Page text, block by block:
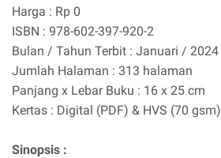
Harga : Rp 0
ISBN : 978-602-397-920-2
Bulan / Tahun Terbit : Januari / 2024
Jumlah Halaman : 313 halaman
Panjang x Lebar Buku : 16 x 25 cm
Kertas : Digital (PDF) & HVS (70 gsm)
Sinopsis :